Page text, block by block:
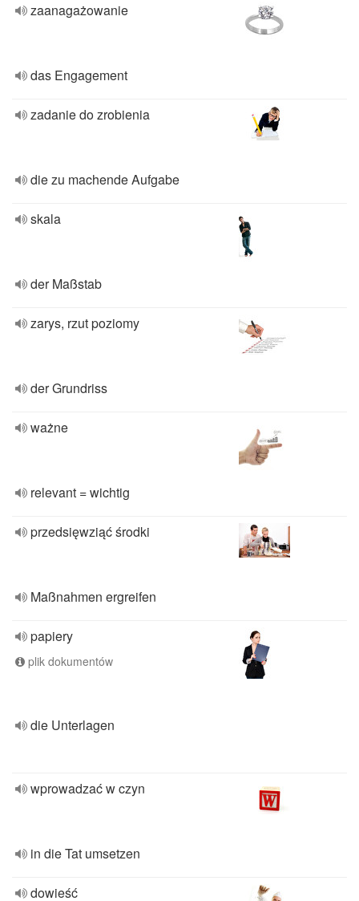
zaanagażowanie
das Engagement
zadanie do zrobienia
die zu machende Aufgabe
skala
der Maßstab
zarys, rzut poziomy
der Grundriss
ważne
relevant = wichtig
przedsięwziąć środki
Maßnahmen ergreifen
papiery
plik dokumentów
die Unterlagen
wprowadzać w czyn
in die Tat umsetzen
dowieść